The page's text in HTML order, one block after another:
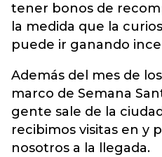
tener bonos de
la medida que la
puede ir ganando
Además del mes de
marco de Semana
gente sale de la
recibimos visitas en y
nosotros a la llegada.